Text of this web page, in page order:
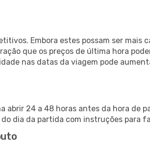
Embora estes possam ser mais
que os preços de última hora
nas datas da viagem pode
abrir 24 a 48 horas antes da hora de
dia da partida com instruções para